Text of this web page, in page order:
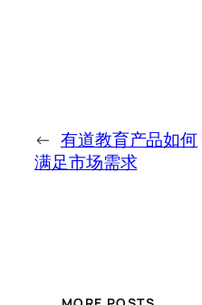
← 有道教育产品如何
满足市场需求